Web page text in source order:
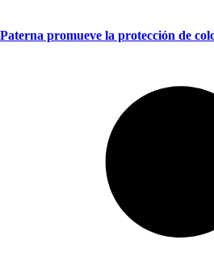
Paterna promueve la protección de